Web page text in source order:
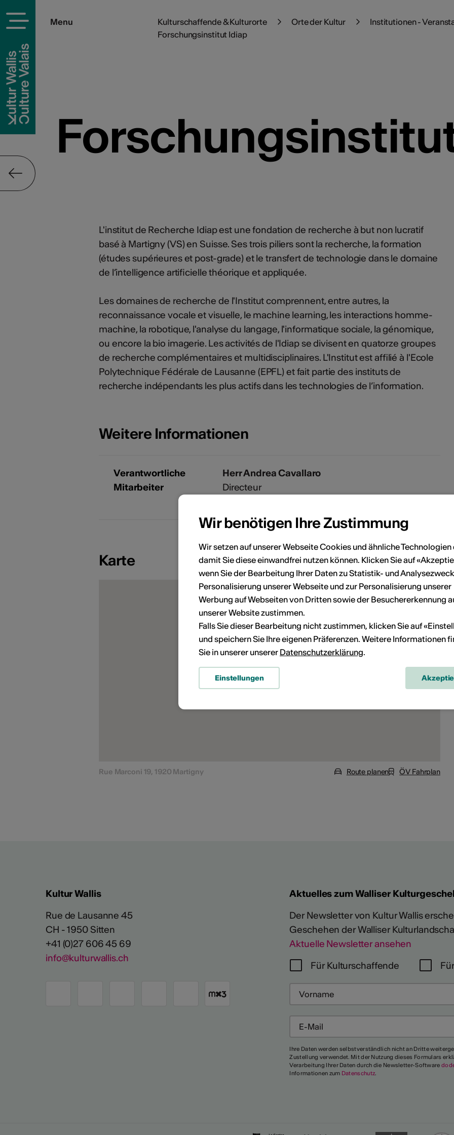
Menu Kulturschaffende & Kulturorte Orte der Kultur
Institutionen -
Forschungsinstitut Idiap
L'institut de Recherche Idiap est une fondation de recherche à but non lucratif
basé à Martigny (VS) en Suisse. Ses trois piliers sont la recherche, la formation
(études supérieures et post-grade) et le transfert de technologie dans le domaine
de l’intelligence artificielle théorique et appliquée.
Les domaines de recherche de l'Institut comprennent, entre autres, la
reconnaissance vocale et visuelle, le machine learning, les interactions homme-
machine, la robotique, l'analyse du langage, l'informatique sociale, la génomique,
ou encore la bio imagerie. Les activités de l'Idiap se divisent en quatorze groupes
de recherche complémentaires et multidisciplinaires. L'Institut est affilié à l'Ecole
Polytechnique Fédérale de Lausanne (EPFL) et fait partie des instituts de
recherche indépendants les plus actifs dans les technologies de l’information.
Weitere Informationen
Verantwortliche
Mitarbeiter
Herr Andrea Cavallaro
Directeur
Karte
Rue Marconi 19, 1920 Martigny Route planen ÖV Fahrplan
Kultur Wallis
Rue de Lausanne 45
CH - 1950 Sitten
+41 (0)27 606 45 69
info@kulturwallis.ch
Aktuelles zum Walliser
Der Newsletter von Kultur Wallis
Geschehen der Walliser
Aktuelle Newsletter ansehen
Für Kulturschaffende
Ihre Daten werden selbstverständlich nicht an Dritte
Zustellung verwendet. Mit der Nutzung dieses Formulars
Verarbeitung Ihrer Daten durch die Newsletter-Software
Informationen zum Datenschutz.
Wir benötigen Ihre Zustimmung
Wir setzen auf unserer Webseite Cookies und ähnliche Technologien
damit Sie diese einwandfrei nutzen können. Klicken Sie auf
wenn Sie der Bearbeitung Ihrer Daten zu Statistik- und
Personalisierung unserer Webseite und zur Personalisierung unserer
Werbung auf Webseiten von Dritten sowie der Besuchererkennung
unserer Website zustimmen.
Falls Sie dieser Bearbeitung nicht zustimmen, klicken Sie auf
und speichern Sie Ihre eigenen Präferenzen. Weitere Informationen
Sie in unserer unserer Datenschutzerklärung.
Einstellungen